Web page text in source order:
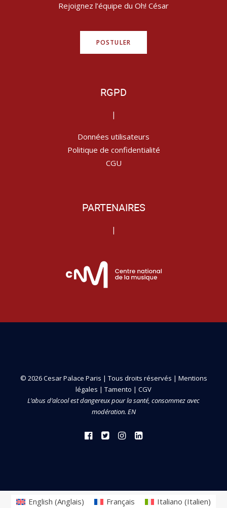
Rejoignez l’équipe du Oh! César
POSTULER
RGPD
|
Données utilisateurs
Politique de confidentialité
CGU
PARTENAIRES
|
© 2026 Cesar Palace Paris | Tous droits réservés | Mentions
légales | Tamento | CGV
L’abus d’alcool est dangereux pour la santé, consommez avec
modération. EN
English (Anglais) Français Italiano (Italien)